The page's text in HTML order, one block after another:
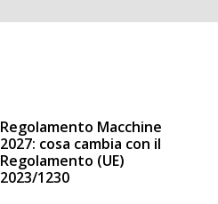
Regolamento Macchine
2027: cosa cambia con il
Regolamento (UE)
2023/1230